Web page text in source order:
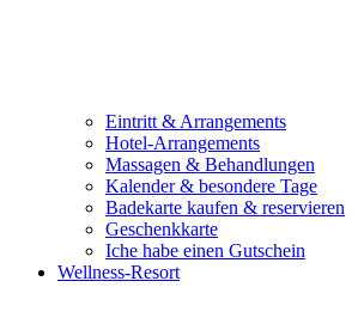
Eintritt & Arrangements
Hotel-Arrangements
Massagen & Behandlungen
Kalender & besondere Tage
Badekarte kaufen & reservieren
Geschenkkarte
Iche habe einen Gutschein
Wellness-Resort